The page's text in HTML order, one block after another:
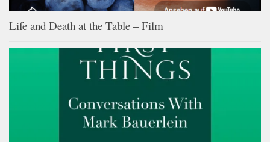
Life and Death at the Table – Film